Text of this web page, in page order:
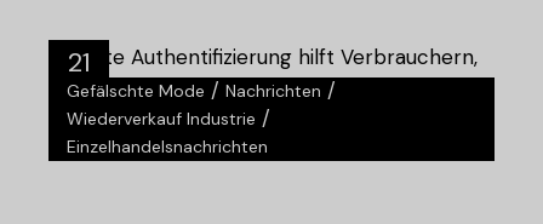
21
Aug.
Gefälschte Mode /Nachrichten /
Wiederverkauf Industrie /
Einzelhandelsnachrichten